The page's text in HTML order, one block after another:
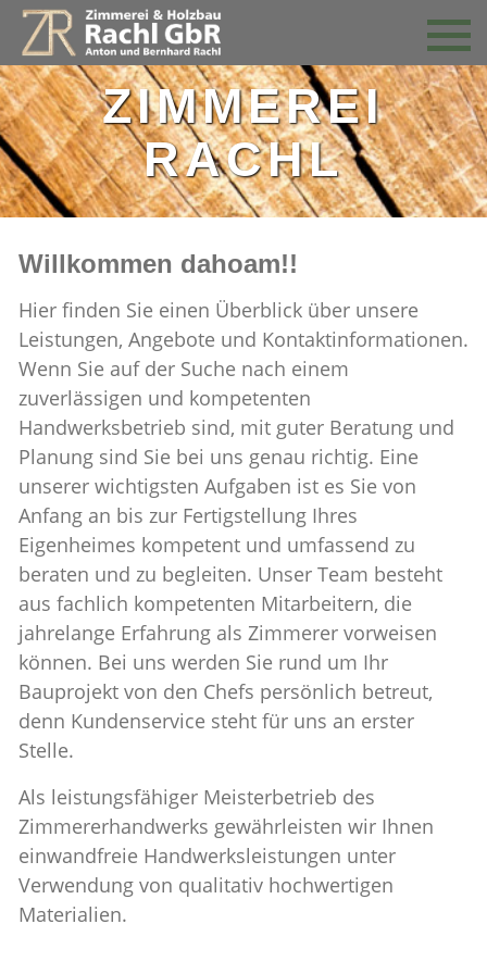
ZIMMEREI
RACHL
Willkommen dahoam!!
Hier finden Sie einen Überblick über unsere
Leistungen, Angebote und Kontaktinformationen.
Wenn Sie auf der Suche nach einem
zuverlässigen und kompetenten
Handwerksbetrieb sind, mit guter Beratung und
Planung sind Sie bei uns genau richtig. Eine
unserer wichtigsten Aufgaben ist es Sie von
Anfang an bis zur Fertigstellung Ihres
Eigenheimes kompetent und umfassend zu
beraten und zu begleiten. Unser Team besteht
aus fachlich kompetenten Mitarbeitern, die
jahrelange Erfahrung als Zimmerer vorweisen
können. Bei uns werden Sie rund um Ihr
Bauprojekt von den Chefs persönlich betreut,
denn Kundenservice steht für uns an erster
Stelle.
Als leistungsfähiger Meisterbetrieb des
Zimmererhandwerks gewährleisten wir Ihnen
einwandfreie Handwerksleistungen unter
Verwendung von qualitativ hochwertigen
Materialien.